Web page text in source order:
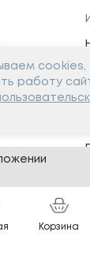
Корзина
cookies,
работу